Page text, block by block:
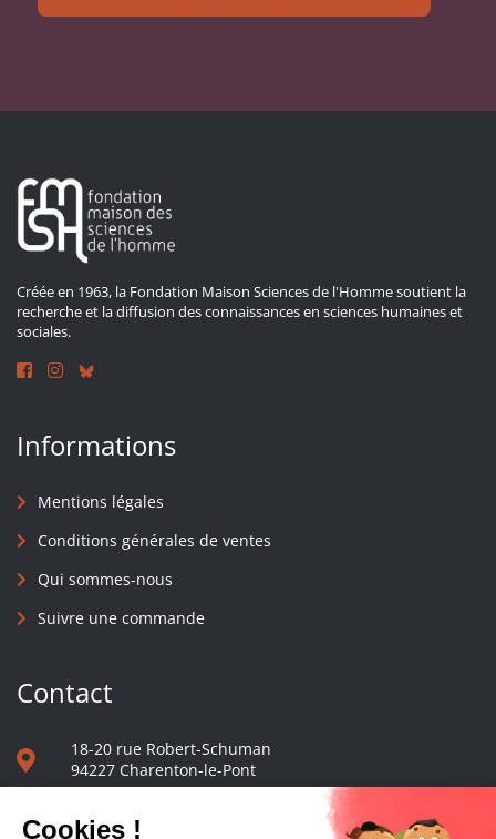
Créée en 1963, la Fondation Maison Sciences de l'Homme soutient la
recherche et la diffusion des connaissances en sciences humaines et
sociales.
Informations
Mentions légales
Conditions générales de ventes
Qui sommes-nous
Suivre une commande
Contact
18-20 rue Robert-Schuman
94227 Charenton-le-Pont